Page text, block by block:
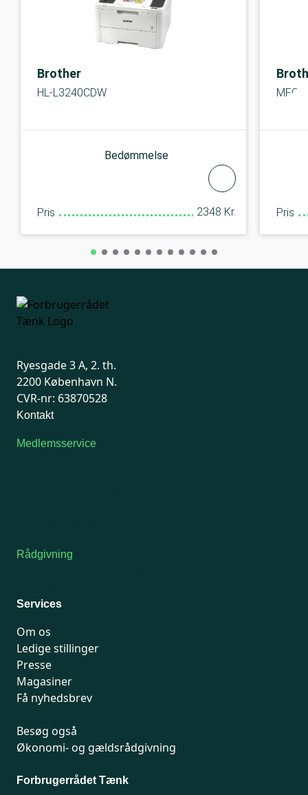
Brother
HL-L3240CDW
Bedømmelse
Pris 2348 Kr.
MFC-
Pris
Ryesgade 3 A, 2. th.
2200 København N.
CVR-nr: 63870528
Kontakt
Medlemsservice
Rådgivning
Services
Om os
Ledige stillinger
Presse
Magasiner
Få nyhedsbrev
Besøg også
Økonomi- og gældsrådgivning
Forbrugerrådet Tænk